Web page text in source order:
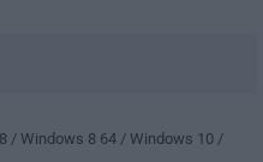
/ Windows 8 64 / Windows 10 /